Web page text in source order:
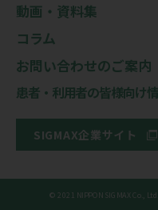
動画・資料集
コラム
お問い合わせのご案内
患者・利用者の皆様向け
SIGMAX企業サイト
© 2021 NIPPON SIGMAX Co.,